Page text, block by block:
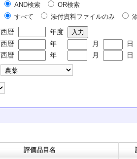
AND検索
OR検索
すべて
添付資料ファイルのみ
西暦
年度
西暦
年 月
日
西暦
年 月
日
評価品目名